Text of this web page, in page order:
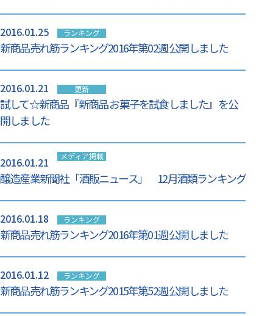
2016.01.25 ランキング
新商品売れ筋ランキング2016年第02週 公開しました
2016.01.21 更新
試して☆新商品『新商品 お菓子を試食しました』を公
開しました
2016.01.21 メディア掲載
情報
醸造産業新聞社「酒販ニュース」 12月酒類ランキング
2016.01.18 ランキング
新商品売れ筋ランキング2016年第01週 公開しました
2016.01.12 ランキング
新商品売れ筋ランキング2015年第52週 公開しました